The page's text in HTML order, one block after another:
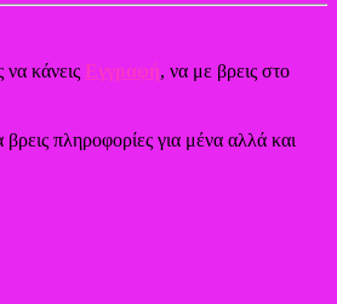
κάνεις Εγγραφή, να με βρεις στο
βρεις πληροφορίες για μένα αλλά και